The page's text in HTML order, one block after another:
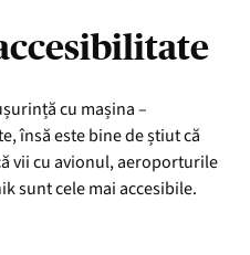
cu mașina –
însă este bine de știut că
vii cu avionul, aeroporturile
sunt cele mai accesibile.